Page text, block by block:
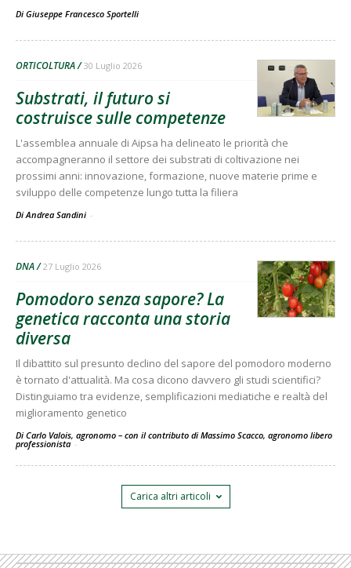
Di Giuseppe Francesco Sportelli
ORTICOLTURA 30 Luglio 2026
Substrati, il futuro si
costruisce sulle competenze
L'assemblea annuale di Aipsa ha delineato le priorità che
accompagneranno il settore dei substrati di coltivazione nei
prossimi anni: innovazione, formazione, nuove materie prime e
sviluppo delle competenze lungo tutta la filiera
Di Andrea Sandini -
DNA 27 Luglio 2026
Pomodoro senza sapore? La
genetica racconta una storia
diversa
Il dibattito sul presunto declino del sapore del pomodoro moderno
è tornato d'attualità. Ma cosa dicono davvero gli studi scientifici?
Distinguiamo tra evidenze, semplificazioni mediatiche e realtà del
miglioramento genetico
Di Carlo Valois, agronomo – con il contributo di Massimo Scacco, agronomo libero
professionista -
Carica altri articoli